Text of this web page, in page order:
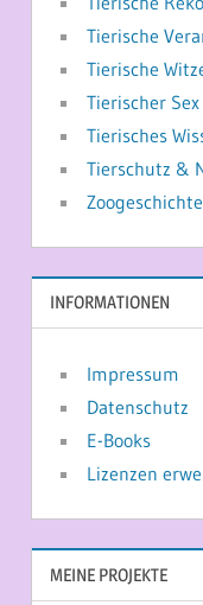
Tierische
Tierische
Tierischer Sex
Tierisches
Tierschutz &
INFORMATIONEN
Impressum
Datenschutz
E-Books
Lizenzen
MEINE PROJEKTE